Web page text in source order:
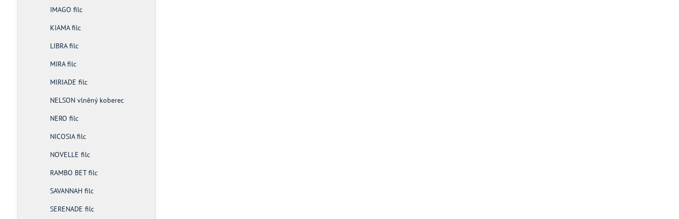
IMAGO filc
KIAMA filc
LIBRA filc
MIRA filc
MIRIADE filc
NELSON vlněný koberec
NERO filc
NICOSIA filc
NOVELLE filc
RAMBO BET filc
SAVANNAH filc
SERENADE filc